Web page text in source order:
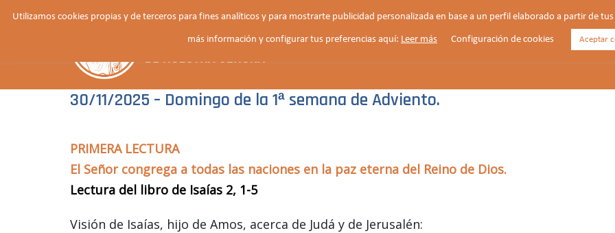
Saltar
HORARIOS VIDA PARROQUIAL NOTICIAS
30/11/2025 – Domingo de la 1ª semana de Adviento.
PRIMERA LECTURA
El Señor congrega a todas las naciones en la paz eterna del Reino de Dios.
Lectura del libro de Isaías 2, 1-5
Visión de Isaías, hijo de Amos, acerca de Judá y de Jerusalén:
Utilizamos cookies propias y de terceros para fines analíticos y para mostrarte publicidad personalizada en base a un perfil elaborado a partir de
más información y configurar tus preferencias aquí: Leer más Configuración de cookies Aceptar